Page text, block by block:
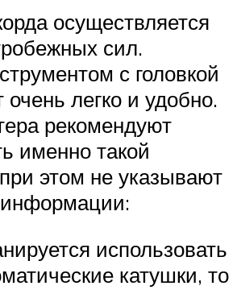
осуществляется
сил.
с головкой
очень легко и удобно.
рекомендуют
именно такой
этом не указывают
использовать
катушки, то